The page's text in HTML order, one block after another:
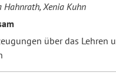
Hahnrath, Xenia Kuhn
über das Lehren